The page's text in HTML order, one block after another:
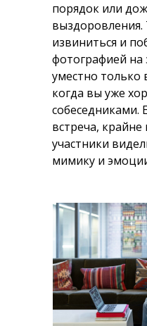
порядок или
извиниться и
фотографией на
уместно только
когда вы уже
собеседниками.
встреча,
участники
мимику и